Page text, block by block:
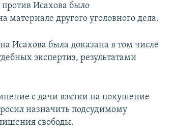
Исахова было
материале другого уголовного дела.
Исахова была доказана в том числе
экспертиз, результатами
с дачи взятки на покушение
назначить подсудимому
свободы.